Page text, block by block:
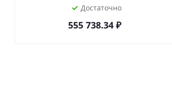
Достаточно
555 738.34₽